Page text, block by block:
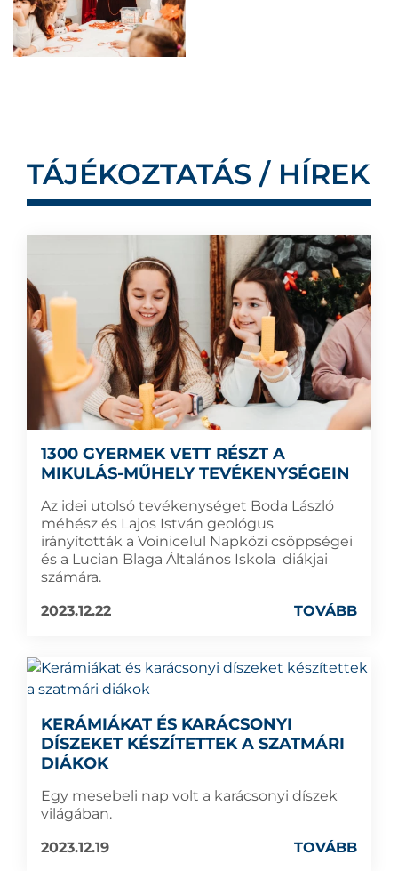
TÁJÉKOZTATÁS / HÍREK
1300 GYERMEK VETT RÉSZT A
MIKULÁS-MŰHELY TEVÉKENYSÉGEIN
Az idei utolsó tevékenységet Boda László
méhész és Lajos István geológus
irányították a Voinicelul Napközi csöppségei
és a Lucian Blaga Általános Iskola diákjai
számára.
2023.12.22
TOVÁBB
KERÁMIÁKAT ÉS KARÁCSONYI
DÍSZEKET KÉSZÍTETTEK A SZATMÁRI
DIÁKOK
Egy mesebeli nap volt a karácsonyi díszek
világában.
2023.12.19
TOVÁBB